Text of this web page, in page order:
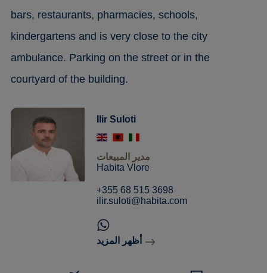
bars, restaurants, pharmacies, schools,
kindergartens and is very close to the city
ambulance. Parking on the street or in the
courtyard of the building.
Ilir Suloti
مدير المبيعات
Habita Vlore
+355 68 515 3698
ilir.suloti@habita.com
أظهر المزيد